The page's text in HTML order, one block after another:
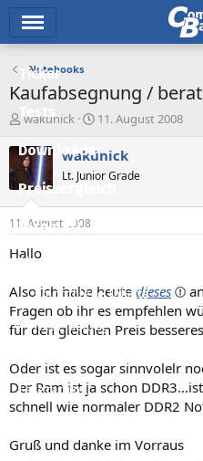
Ticker
Tests
Downloads
Preisvergleich
Forum
Aktuelles
Empfohlene Inhalte
Neue Beiträge
Leserartikel
Notebooks
Kaufabsegnung /
E
s
t
e
e
r
wakünick
E
s
e
t
11. August 2008
wakünick
Lt. Junior Grade
11. August 2008
Hallo
Also ich habe heute dieses
Fragen ob ihr es empfehlen
für den gleichen Preis
Oder ist es sogar sinnvolelr
Der Ram ist ja schon
schnell wie normaler DDR2
Gruß und danke im Vorraus